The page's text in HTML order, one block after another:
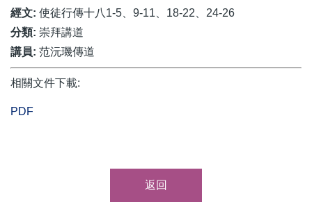
經文: 使徒行傳十八1-5、9-11、18-22、24-26
分類: 崇拜講道
講員: 范沅璣傳道
相關文件下載:
PDF
返回